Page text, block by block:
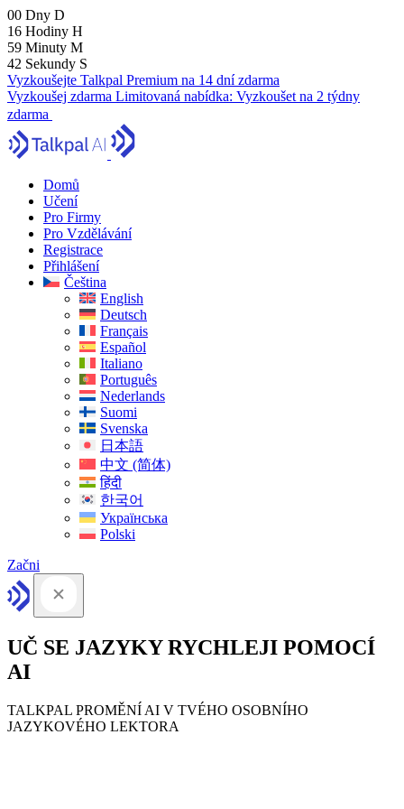
00 Dny D
16 Hodiny H
59 Minuty M
41 Sekundy S
Vyzkoušejte Talkpal Premium na 14 dní zdarma
Vyzkoušej zdarma Limitovaná nabídka: Vyzkoušet na 2 týdny
zdarma
Domů
Učení
Pro Firmy
Pro Vzdělávání
Registrace
Přihlášení
Čeština
English
Deutsch
Français
Español
Italiano
Português
Nederlands
Suomi
Svenska
日本語
中文 (简体)
हिंदी
한국어
Українська
Polski
Začni
UČ SE JAZYKY RYCHLEJI POMOCÍ
AI
TALKPAL PROMĚNÍ AI V TVÉHO OSOBNÍHO
JAZYKOVÉHO LEKTORA